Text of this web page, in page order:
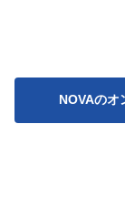
NOVAのオ